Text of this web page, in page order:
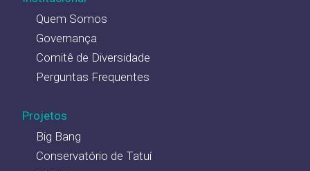
Quem Somos
Governança
Comitê de Diversidade
Perguntas Frequentes
Projetos
Big Bang
Conservatório de Tatuí